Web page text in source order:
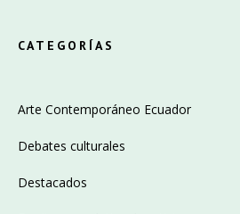
CATEGORÍAS
Arte Contemporáneo Ecuador
Debates culturales
Destacados